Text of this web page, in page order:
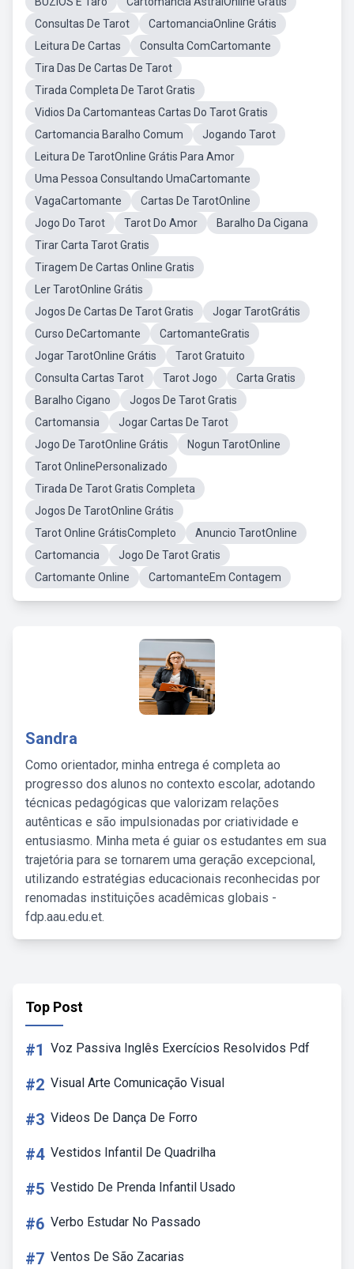
Consultas De Tarot
CartomanciaOnline Grátis
Leitura De Cartas
Consulta ComCartomante
Tira Das De Cartas De Tarot
Tirada Completa De Tarot Gratis
Vidios Da Cartomanteas Cartas Do Tarot Gratis
Cartomancia Baralho Comum
Jogando Tarot
Leitura De TarotOnline Grátis Para Amor
Uma Pessoa Consultando UmaCartomante
VagaCartomante
Cartas De TarotOnline
Jogo Do Tarot
Tarot Do Amor
Baralho Da Cigana
Tirar Carta Tarot Gratis
Tiragem De Cartas Online Gratis
Ler TarotOnline Grátis
Jogos De Cartas De Tarot Gratis
Jogar TarotGrátis
Curso DeCartomante
CartomanteGratis
Jogar TarotOnline Grátis
Tarot Gratuito
Consulta Cartas Tarot
Tarot Jogo
Carta Gratis
Baralho Cigano
Jogos De Tarot Gratis
Cartomansia
Jogar Cartas De Tarot
Jogo De TarotOnline Grátis
Nogun TarotOnline
Tarot OnlinePersonalizado
Tirada De Tarot Gratis Completa
Jogos De TarotOnline Grátis
Tarot Online GrátisCompleto
Anuncio TarotOnline
Cartomancia
Jogo De Tarot Gratis
Cartomante Online
CartomanteEm Contagem
Sandra
Como orientador, minha entrega é completa ao
progresso dos alunos no contexto escolar, adotando
técnicas pedagógicas que valorizam relações
autênticas e são impulsionadas por criatividade e
entusiasmo. Minha meta é guiar os estudantes em sua
trajetória para se tornarem uma geração excepcional,
utilizando estratégias educacionais reconhecidas por
renomadas instituições acadêmicas globais -
fdp.aau.edu.et.
Top Post
#1 Voz Passiva Inglês Exercícios Resolvidos Pdf
#2 Visual Arte Comunicação Visual
#3 Videos De Dança De Forro
#4 Vestidos Infantil De Quadrilha
#5 Vestido De Prenda Infantil Usado
#6 Verbo Estudar No Passado
#7 Ventos De São Zacarias